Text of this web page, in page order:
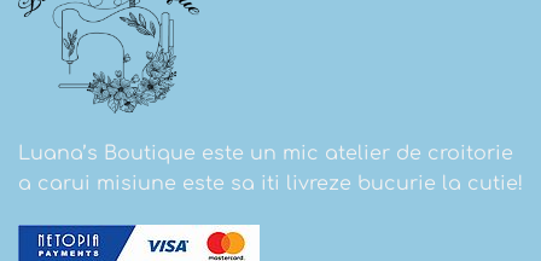
Luana’s Boutique este un mic atelier de croitorie
a carui misiune este sa iti livreze bucurie la cutie!